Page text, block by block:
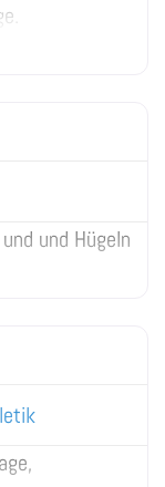
und Hügeln